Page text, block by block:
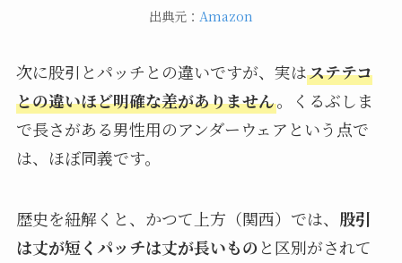
出典元： Amazon
次に股引とパッチとの違いですが、実はステテコ
との違いほど明確な差がありません。くるぶしま
で長さがある男性用のアンダーウェアという点で
は、ほぼ同義です。
歴史を紐解くと、かつて上方（関西）では、 股引
は丈が短くパッチは丈が長いものと区別がされて